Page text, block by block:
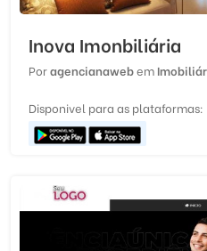
Inova Imonbiliária
Poragencianawebem
Disponivel para as plataformas: